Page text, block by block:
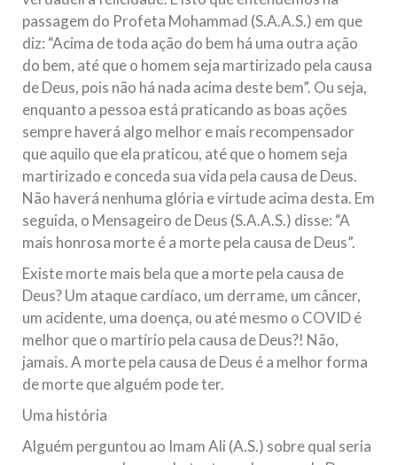
passagem do Profeta Mohammad (S.A.A.S.) em que
diz: “Acima de toda ação do bem há uma outra ação
do bem, até que o homem seja martirizado pela causa
de Deus, pois não há nada acima deste bem”. Ou seja,
enquanto a pessoa está praticando as boas ações
sempre haverá algo melhor e mais recompensador
que aquilo que ela praticou, até que o homem seja
martirizado e conceda sua vida pela causa de Deus.
Não haverá nenhuma glória e virtude acima desta. Em
seguida, o Mensageiro de Deus (S.A.A.S.) disse: “A
mais honrosa morte é a morte pela causa de Deus”.
Existe morte mais bela que a morte pela causa de
Deus? Um ataque cardíaco, um derrame, um câncer,
um acidente, uma doença, ou até mesmo o COVID é
melhor que o martírio pela causa de Deus?! Não,
jamais. A morte pela causa de Deus é a melhor forma
de morte que alguém pode ter.
Uma história
Alguém perguntou ao Imam Ali (A.S.) sobre qual seria